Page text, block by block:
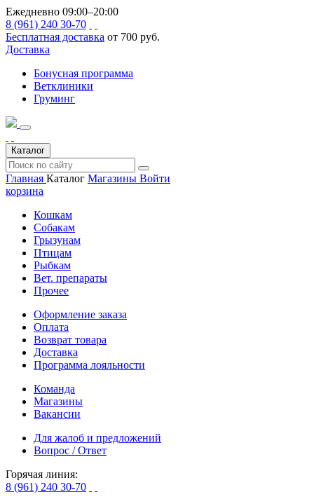
Ежедневно 09:00–20:00
8 (961) 240 30-70
Бесплатная доставка от 700 руб.
Доставка
Бонусная программа
Ветклиники
Груминг
Каталог
Главная Каталог Магазины Войти
корзина
Кошкам
Собакам
Грызунам
Птицам
Рыбкам
Вет. препараты
Прочее
Оформление заказа
Оплата
Возврат товара
Доставка
Программа лояльности
Команда
Магазины
Вакансии
Для жалоб и предложений
Вопрос / Ответ
Горячая линия:
8 (961) 240 30-70